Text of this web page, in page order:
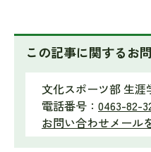
この記事に関するお
文化スポーツ部 生涯
電話番号： 0463-82-
お問い合わせメール